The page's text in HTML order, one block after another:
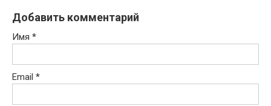
Добавить комментарий
Имя *
Email *